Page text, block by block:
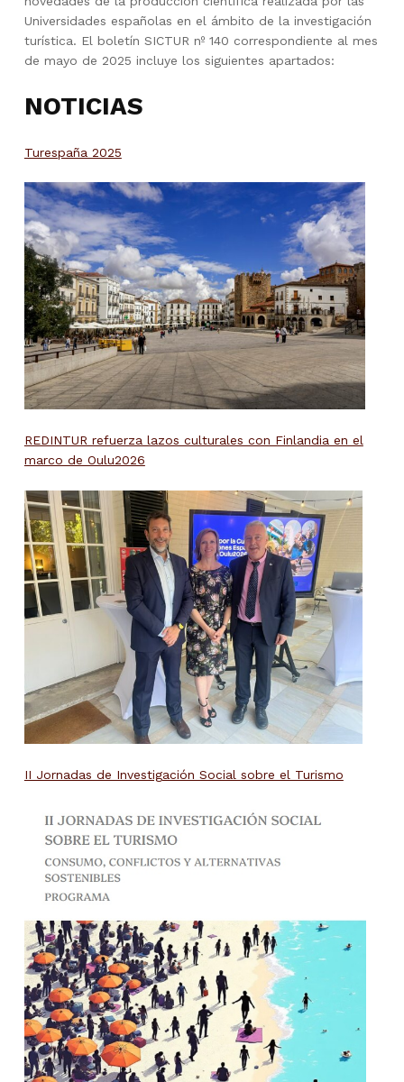
Universidades españolas en el ámbito de la investigación
turística. El boletín SICTUR nº 140 correspondiente al mes
de mayo de 2025 incluye los siguientes apartados:
NOTICIAS
Turespaña 2025
REDINTUR refuerza lazos culturales con Finlandia en el
marco de Oulu2026
II Jornadas de Investigación Social sobre el Turismo